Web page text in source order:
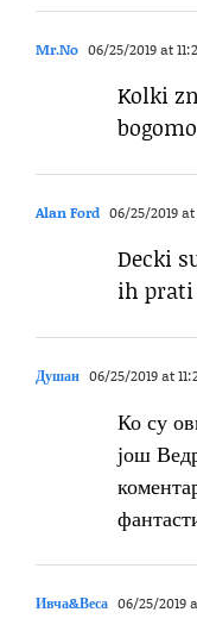
Mr.No 06/25/2019 at
Kolki
Alan Ford 06/25/2019 at
Decki
ih prati
Душан 06/25/2019 at
Ко су
још
Ивча&Веса 06/25/2019